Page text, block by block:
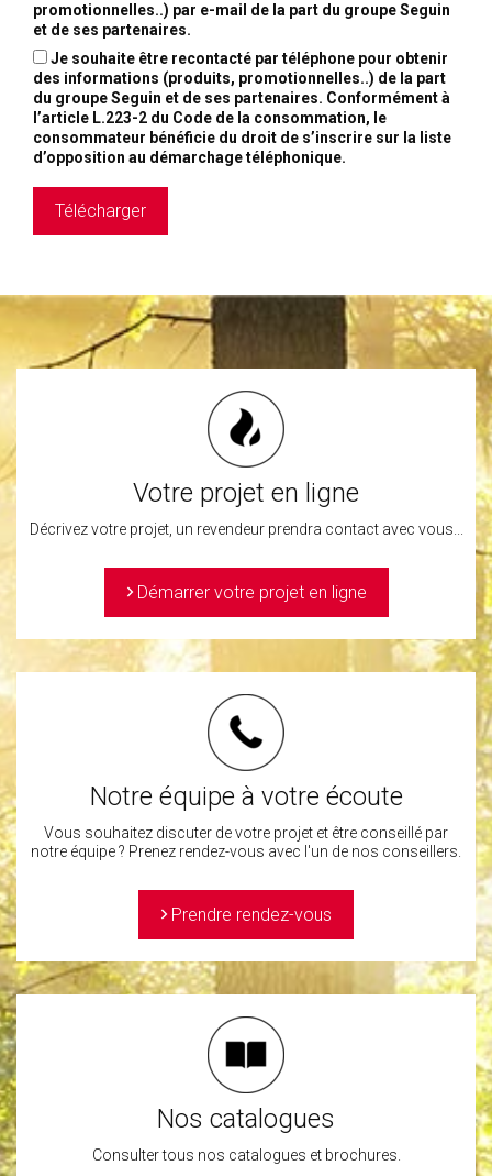
promotionnelles..) par e-mail de la part du groupe Seguin
et de ses partenaires.
Je souhaite être recontacté par téléphone pour obtenir
des informations (produits, promotionnelles..) de la part
du groupe Seguin et de ses partenaires. Conformément à
l’article L.223-2 du Code de la consommation, le
consommateur bénéficie du droit de s’inscrire sur la liste
d’opposition au démarchage téléphonique.
Télécharger
Votre projet en ligne
Décrivez votre projet, un revendeur prendra contact avec vous...
> Démarrer votre projet en ligne
Notre équipe à votre écoute
Vous souhaitez discuter de votre projet et être conseillé par
notre équipe ? Prenez rendez-vous avec l'un de nos conseillers.
> Prendre rendez-vous
Nos catalogues
Consulter tous nos catalogues et brochures.